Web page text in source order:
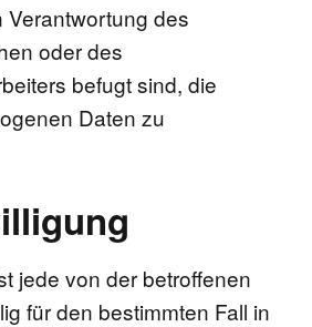
Verantwortung des
oder des
befugt sind, die
Daten zu
jede von der betroffenen
für den bestimmten Fall in